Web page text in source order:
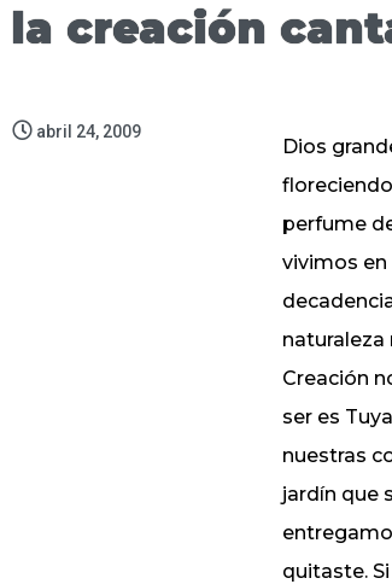
la creación
abril 24, 2009
Dios
perfume
vivimos en
naturaleza
Creación
ser es
nuestras
jardín que
quitaste.